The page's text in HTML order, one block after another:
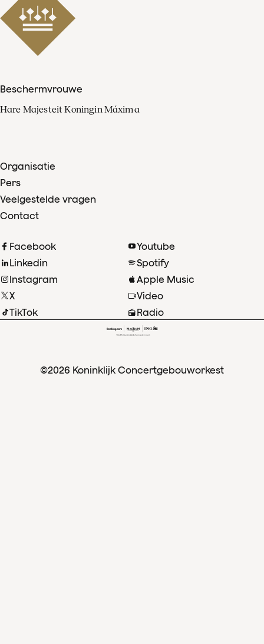
Beschermvrouwe
Hare Majesteit Koningin Máxima
Organisatie
Pers
Veelgestelde vragen
Contact
Facebook
Linkedin
Instagram
X
TikTok
Youtube
Spotify
Apple Music
Video
Radio
©2026 Koninklijk Concertgebouworkest